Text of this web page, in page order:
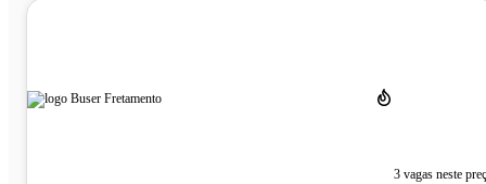
3 vagas neste